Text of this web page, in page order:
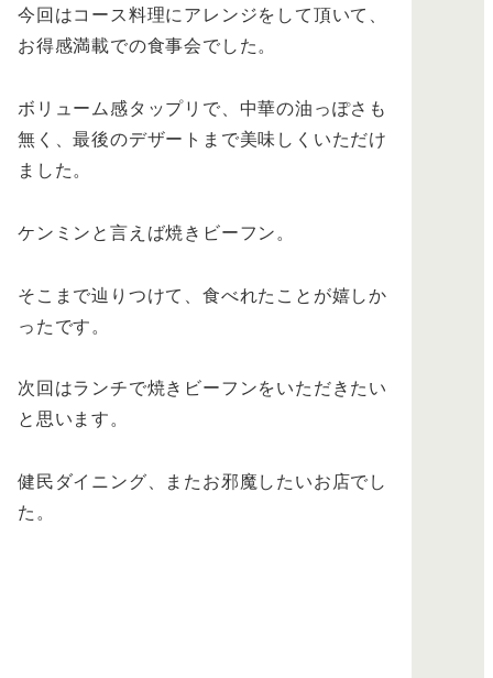
今回はコース料理にアレンジをして頂いて、
お得感満載での食事会でした。
ボリューム感タップリで、中華の油っぽさも
無く、最後のデザートまで美味しくいただけ
ました。
ケンミンと言えば焼きビーフン。
そこまで辿りつけて、食べれたことが嬉しか
ったです。
次回はランチで焼きビーフンをいただきたい
と思います。
健民ダイニング、またお邪魔したいお店でし
た。